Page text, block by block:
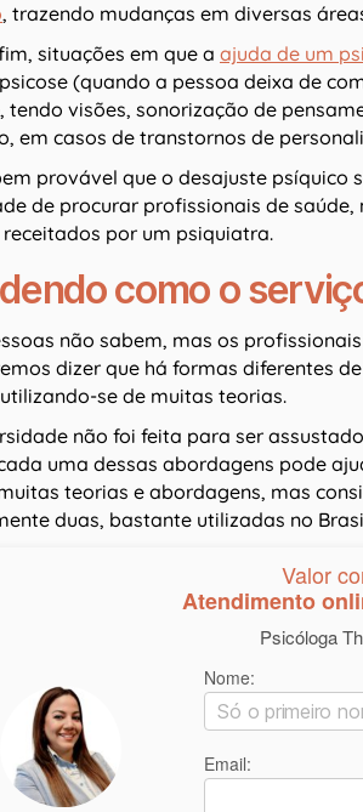
, trazendo mudanças em diversas
situações em que a ajuda de um
(quando a pessoa deixa de
tendo visões, sonorização de
em casos de transtornos de
provável que o desajuste
de procurar profissionais de
por um psiquiatra.
como o
não sabem, mas os
dizer que há formas diferentes
se de muitas teorias.
não foi feita para ser
uma dessas abordagens pode
teorias e abordagens, mas
duas, bastante utilizadas no
Valor
Atendimento
Psicóloga
Nome:
Email: